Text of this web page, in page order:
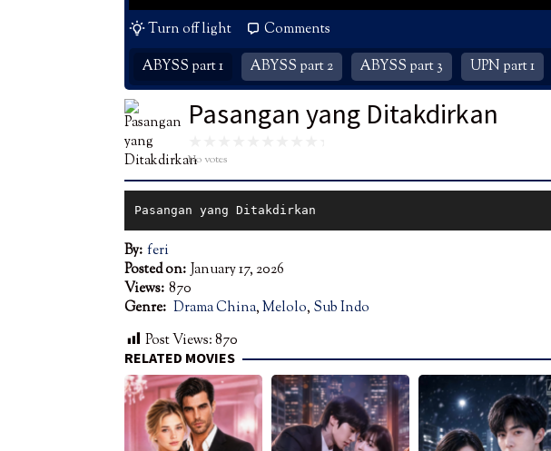
Turn off light
Comments
ABYSS part 1
ABYSS part 2 ABYSS part 3 UPN part 1
Pasangan yang Ditakdirkan
No votes
Pasangan yang Ditakdirkan
By: feri
Posted on: January 17, 2026
Views: 870
Genre: Drama China,Melolo, Sub Indo
Post Views:870
RELATED MOVIES